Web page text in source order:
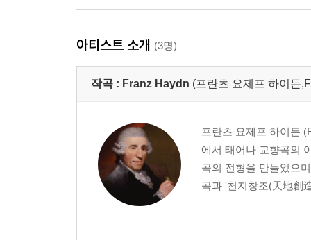
아티스트 소개 (3명)
작곡 : Franz Haydn (프란츠 요제프 하이든
프란츠 요제프 하이든
에서 태어나 교향곡의
곡의 전형을 만들었으
곡과 '천지창조(天地創